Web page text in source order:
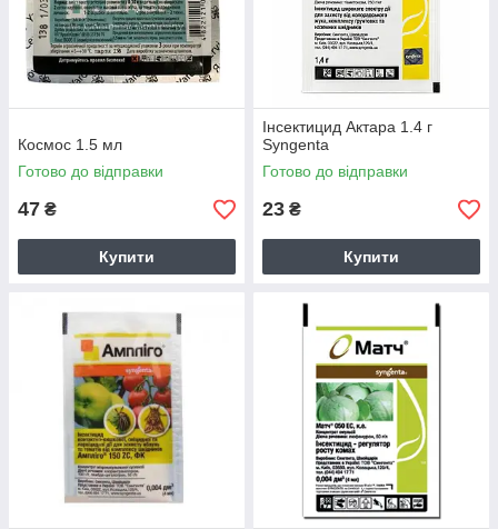
Космос 1.5 мл
Готово до відправки
47 ₴
Купити
Інсектицид Актара 1.4 г
Syngenta
Готово до відправки
23 ₴
Купити